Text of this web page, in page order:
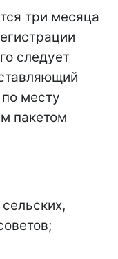
три месяца
следует
месту
пакетом